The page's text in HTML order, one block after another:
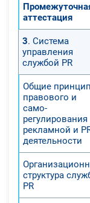
аттестация
3. Система
управления
службой PR
Общие
правового и
само-
регулирования
рекламной и
деятельности
структура
PR